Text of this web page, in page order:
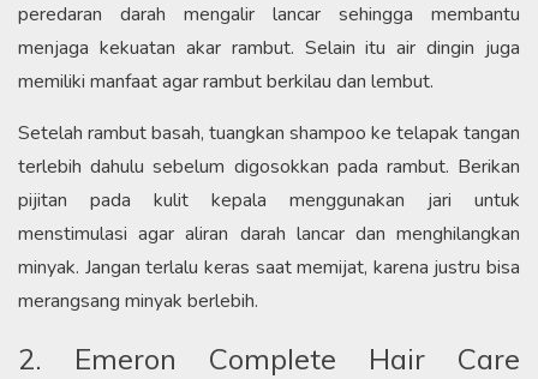
peredaran darah mengalir lancar sehingga membantu
menjaga kekuatan akar rambut. Selain itu air dingin juga
memiliki manfaat agar rambut berkilau dan lembut.
Setelah rambut basah, tuangkan shampoo ke telapak tangan
terlebih dahulu sebelum digosokkan pada rambut. Berikan
pijitan pada kulit kepala menggunakan jari untuk
menstimulasi agar aliran darah lancar dan menghilangkan
minyak. Jangan terlalu keras saat memijat, karena justru bisa
merangsang minyak berlebih.
2. Emeron Complete Hair Care